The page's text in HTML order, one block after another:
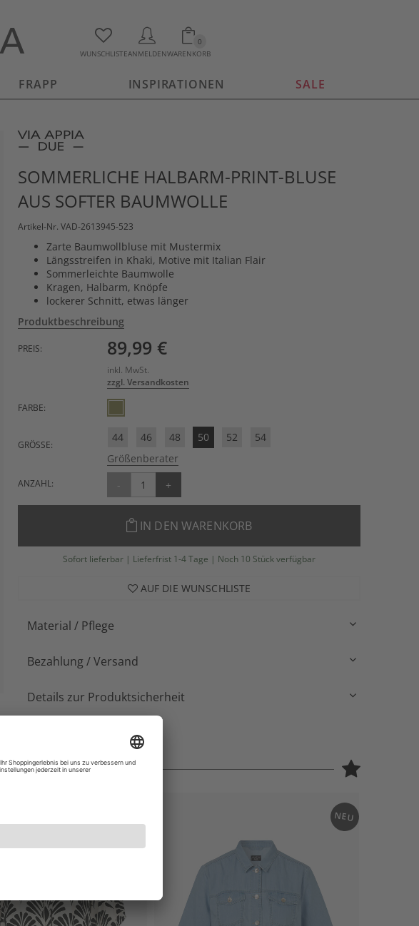
WUNSCHLISTEANMELDEN
0
WARENKORB
FRAPP INSPIRATIONEN SALE
SOMMERLICHE HALBARM-PRINT-BLUSE
AUS SOFTER BAUMWOLLE
Artikel-Nr. VAD-2613945-523
Zarte Baumwollbluse mit Mustermix
Längsstreifen in Khaki, Motive mit Italian Flair
Sommerleichte Baumwolle
Kragen, Halbarm, Knöpfe
lockerer Schnitt, etwas länger
Produktbeschreibung
PREIS: 89,99 €
inkl. MwSt.
zzgl. Versandkosten
FARBE:
GRÖSSE:
44 46 48 50 52
54
Größenberater
ANZAHL: - +
IN DEN WARENKORB
Sofort lieferbar | Lieferfrist 1-4 Tage | Noch 10 Stück verfügbar
AUF DIE WUNSCHLISTE
Material / Pflege
Bezahlung / Versand
Details zur Produktsicherheit
NEU